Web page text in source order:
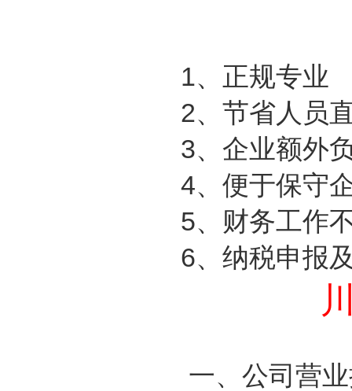
1、正规专业
2、节省人员
3、企业额外
4、便于保守
5、财务工作
6、纳税申报
一、公司营